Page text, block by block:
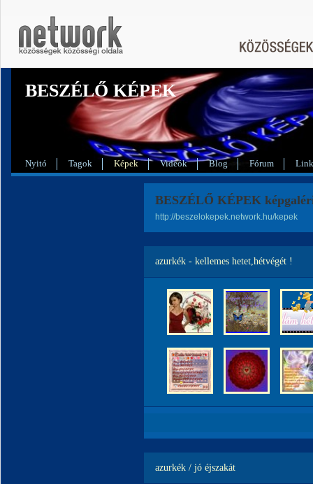
BESZÉLŐ KÉPEK
Nyitó Tagok Képek Videók Blog Fórum
BESZÉLŐ KÉPEK
http://beszelokepek.network.hu/kepek
azurkék - kellemes hetet,hétvégét !
azurkék / jó éjszakát